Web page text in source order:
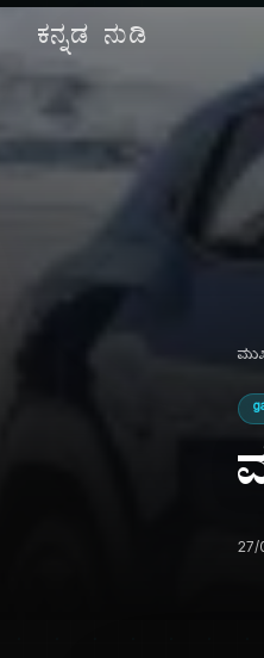
ಕನ್ನಡ ನುಡಿ
27/